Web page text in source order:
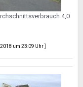
4,0
um 23:09 Uhr ]